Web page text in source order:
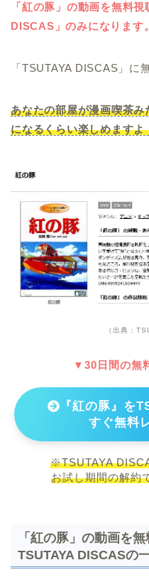
「紅の豚」の動画を無料
DISCAS」のみになります。
「TSUTAYA DISCAS」に
あなたの部屋が漫画喫茶
になるくらい楽しめますよ
（出典：
▼30日間の無
『紅の豚』を
すぐ無料
※TSUTAYA
お試し期間の解約
「紅の豚」の動画を
TSUTAYA DISCASの